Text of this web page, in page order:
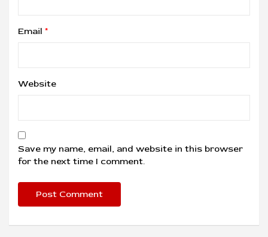
Email *
Website
Save my name, email, and website in this browser
for the next time I comment.